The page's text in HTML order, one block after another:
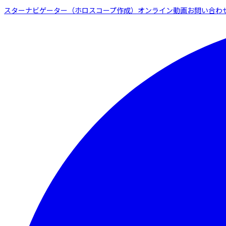
スターナビゲーター（ホロスコープ作成） オンライン動画お問い合わ